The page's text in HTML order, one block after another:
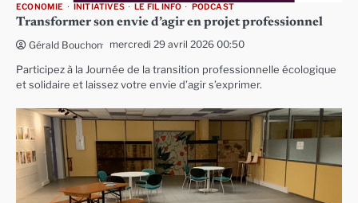
ECONOMIE INITIATIVES LE FIL INFO PODCAST
Transformer son envie d’agir en projet professionnel
Gérald Bouchon mercredi 29 avril 2026 00:50
Participez à la Journée de la transition professionnelle écologique
et solidaire et laissez votre envie d’agir s’exprimer.